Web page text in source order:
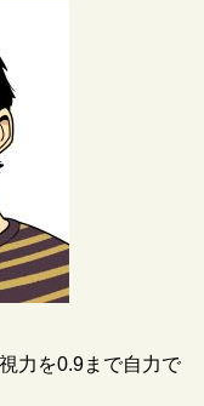
力を0.9まで自力で